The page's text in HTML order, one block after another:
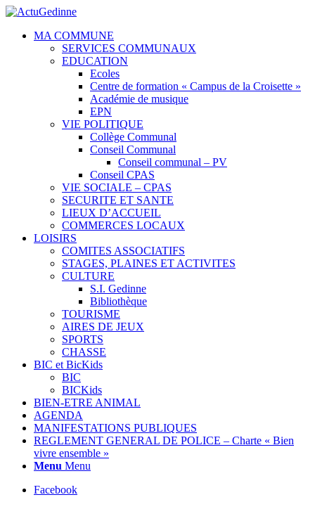
MA COMMUNE
SERVICES COMMUNAUX
EDUCATION
Ecoles
Centre de formation « Campus de la Croisette »
Académie de musique
EPN
VIE POLITIQUE
Collège Communal
Conseil Communal
Conseil communal – PV
Conseil CPAS
VIE SOCIALE – CPAS
SECURITE ET SANTE
LIEUX D’ACCUEIL
COMMERCES LOCAUX
LOISIRS
COMITES ASSOCIATIFS
STAGES, PLAINES ET ACTIVITES
CULTURE
S.I. Gedinne
Bibliothèque
TOURISME
AIRES DE JEUX
SPORTS
CHASSE
BIC et BicKids
BIC
BICKids
BIEN-ETRE ANIMAL
AGENDA
MANIFESTATIONS PUBLIQUES
REGLEMENT GENERAL DE POLICE – Charte « Bien
vivre ensemble »
Menu Menu
Facebook